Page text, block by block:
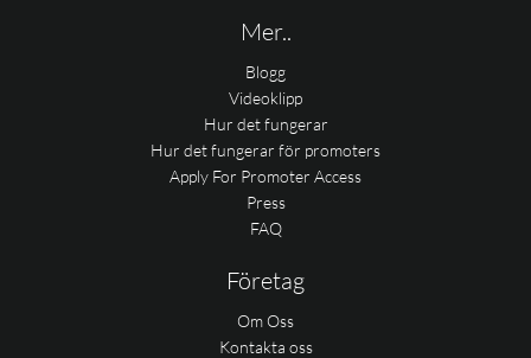
Mer..
Blogg
Videoklipp
Hur det fungerar
Hur det fungerar för promoters
Apply For Promoter Access
Press
FAQ
Företag
Om Oss
Kontakta oss